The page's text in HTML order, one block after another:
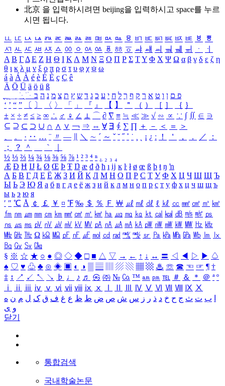
北京 을 입력하시려면 beijing을 입력하시고 space를 누르
시면 됩니다.
ㅥ ㅦ ㅧ ㅨ ㅩ ㅪ ㅫ ㅬ ㅭ ㅮ ㅯ ㅰ ㅱ ㅲ ㅳ ㅴ ㅵ ㅶ ㅷ ㅸ
ㅹ
ㅺ ㅻ ㅼ ㅽ ㅾ ㅿ ㆀ ㆁ ㆂ ㆃ ㆄ ㆅ ㆆ ㆇ ㆈ ㆉ ㆊ ㆋ ㆌ ㆍ
ㆎ
Α Β ΓΔ Ε Ζ Η Θ Ι ΚΛ Μ Ν Ξ Ο Π Ρ Σ ΤΥ Φ Χ Ψ Ω α β γ δ ε ζ η
θ ι κ λ μ ν ξ ο π ρ σ τ υ φ χ ψ ω
á à Á À é è É È ç Ç ê
Ä Ö Ü ä ö ü ß
ִֶֹ ֻּ ׁׂ פ ם ן ו ט א ר ק ף ך ל ח י ע כ ג ד ש ץ ת צ מ נ ה ב
‘ ’ “ ” 〔 〕 〈 〉 「 」 『 』 【 】 ＂ （ ） ［ ］ ｛ ｝
± × ÷ ≠ ≤ ≥ ∞ ∴ ♂ ♀ ∠ ⊥ ⌒ ∂ ∇ ≡ ≒ ≪ ≫ √ ∽ ∝ ∵ ∫ ∬ ∈ ∋
⊆ ⊇ ⊂ ⊃ ∪ ∩ ∧ ∨ ￢ ⇒ ⇔ ∀ ∃ ∮ ∑ ∏ ＋ － ＜ ＝
＞
、
。 · ‥ … ¨ 〃 ― ＼ ∼ ´ ～ ˇ ˘ ˝ ˚ ˙ ¸ ¡ ¿ ː ！ ＇ ， ． ／
：
；
？ ＾ ｀
½ ⅓ ⅔ ¼ ¾ ⅛ ⅜ ⅝ ⅞ ¹ ² ³ ⁴ ⁿ ₁ ₂ ₃ ₄
Æ Ð Ħ Ĳ Ł Ø Œ Þ Ŧ Ŋ æ đ ð ħ ı ĳ ĸ ŀ ł ø œ ß þ ŧ ŋ ŉ
А Б В Г Д Е Ё Ж З И Й К Л М Н О П Р С Т У Ф Х Ц Ч Ш Щ Ъ
Ы Ь Э Ю Я а б в г д е ё ж з и й к л м н о п р с т у ф х ц ч ш щ ъ
ы ь э ю я
′ ″ ℃ Å ￠ ￡ ￥ ¤ ℉ ‰ ＄ ％ Ｆ ￦ ㎕ ㎖ ㎗ ℓ ㎘ ㏄ ㎣ ㎤ ㎥ ㎦
㎙ ㎚ ㎛ ㎜ ㎝ ㎞ ㎟ ㎠ ㎡ ㎢ ㏊ ㎍ ㎎ ㎏ ㏏ ㎈ ㎉ ㏈ ㎧ ㎨ ㎰
㎱ ㎲ ㎳ ㎴ ㎵ ㎶ ㎷ ㎸ ㎹ ㎀ ㎁ ㎂ ㎃ ㎄ ㎺ ㎻ ㎽ ㎾ ㎿ ㎐ ㎑
㎒ ㎓ ㎔ Ω ㏀ ㏁ ㎊ ㎋ ㎌ ㏖ ㏅ ㎭ ㎮ ㎯ ㏛ ㎩ ㎪ ㎫ ㎬ ㏝ ㏐
㏓
㏃ ㏉ ㏜ ㏆
§ ※ ☆ ★ ○ ● ◎ ◇ ◆ □ ■ △ ▽ → ← ↑ ↓ ↔ 〓 ◁ ◀ ▷ ▶ ♤
♠ ♡ ♥ ♧ ♣ ⊙ ◈ ▣ ◐ ◑ ▒ ▤ ▨ ▧ ▦ ▩ ♨ ☏ ☎ ☜ ☞ ¶ †
‡ ↕ ↗ ↙ ↖ ↘ ♭ ♩ ♪ ♬ ㉿ ㈜ № ㏇ ™ ㏂ ㏘ ℡ ＃ ＆ ＊ ＠ ª º
ⅰ
ⅱ ⅲ ⅳ ⅴ ⅵ ⅶ ⅷ ⅸ ⅹ Ⅳ Ⅴ Ⅵ Ⅶ Ⅷ Ⅸ Ⅹ
ب ت ث ج ح خ د ذ ر ز س ش ص ض ط ظ ع غ ف ق ک ل م ن ه
و ی
닫기
통합검색
국내학술논문